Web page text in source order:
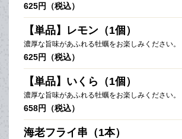
625円（税込）
【単品】レモン（1個）
濃厚な旨味があふれる牡蠣をお楽しみください。
625円（税込）
【単品】いくら（1個）
濃厚な旨味があふれる牡蠣をお楽しみください。
658円（税込）
海老フライ串（1本）